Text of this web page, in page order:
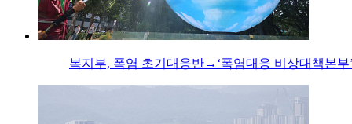
복지부, 폭염 초기대응반→‘폭염대응 비상대책본부